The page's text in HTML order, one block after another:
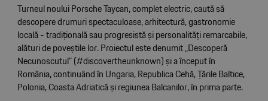
Turneul noului Porsche Taycan, complet electric, caută să
descopere drumuri spectaculoase, arhitectură, gastronomie
locală - tradițională sau progresistă și personalități remarcabile,
alături de poveștile lor. Proiectul este denumit „Descoperă
Necunoscutul” (#discovertheunknown) și a început în
România, continuând în Ungaria, Republica Cehă, Țările Baltice,
Polonia, Coasta Adriatică și regiunea Balcanilor, în prima parte.